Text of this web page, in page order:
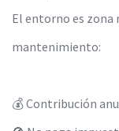
El entorno es zona
mantenimiento:
💰 Contribución